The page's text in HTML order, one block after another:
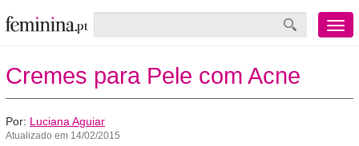
Menu
mobile
Cremes para Pele com Acne
Por: Luciana Aguiar
Atualizado em 14/02/2015